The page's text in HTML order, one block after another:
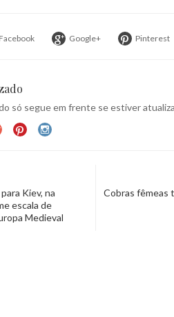
Facebook Google+ Pinterest
só segue em frente se estiver
Cobras fêmeas
Kiev, na
escala de
Medieval